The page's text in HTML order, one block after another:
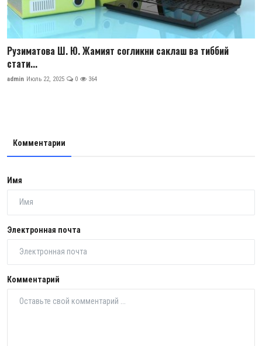
Рузиматова Ш. Ю. Жамият согликни саклаш ва тиббий
стати...
admin Июль 22, 2025 0 364
Комментарии
Имя
Электронная почта
Комментарий